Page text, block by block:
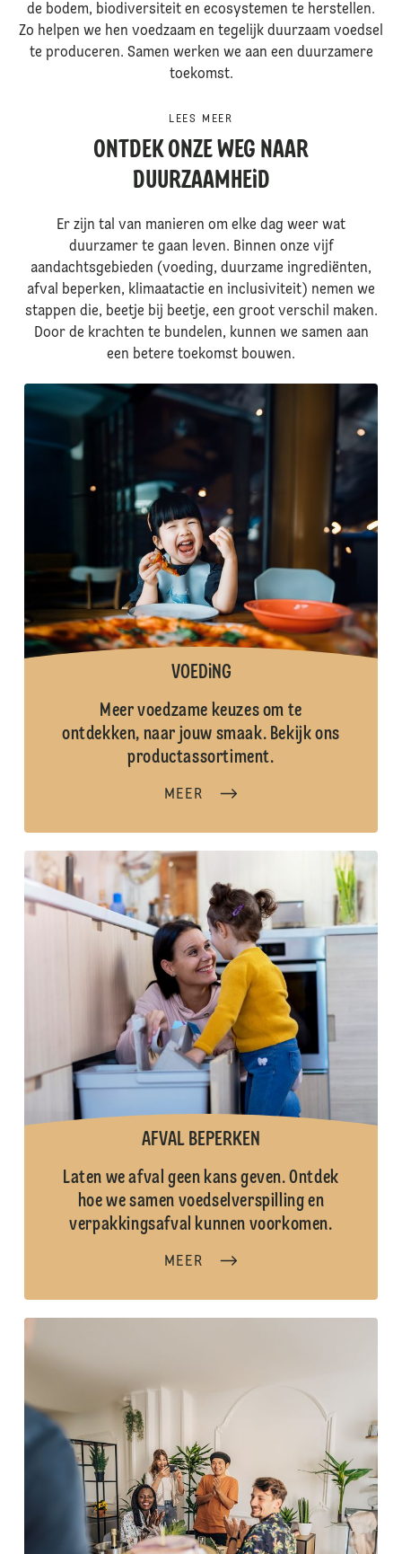
de bodem, biodiversiteit en ecosystemen te herstellen.
Zo helpen we hen voedzaam en tegelijk duurzaam voedsel
te produceren. Samen werken we aan een duurzamere
toekomst.
LEES MEER
ONTDEK ONZE WEG NAAR
DUURZAAMHEiD
Er zijn tal van manieren om elke dag weer wat
duurzamer te gaan leven. Binnen onze vijf
aandachtsgebieden (voeding, duurzame ingrediënten,
afval beperken, klimaatactie en inclusiviteit) nemen we
stappen die, beetje bij beetje, een groot verschil maken.
Door de krachten te bundelen, kunnen we samen aan
een betere toekomst bouwen.
VOEDiNG
Meer voedzame keuzes om te
ontdekken, naar jouw smaak. Bekijk ons
productassortiment.
MEER
AFVAL BEPERKEN
Laten we afval geen kans geven. Ontdek
hoe we samen voedselverspilling en
verpakkingsafval kunnen voorkomen.
MEER